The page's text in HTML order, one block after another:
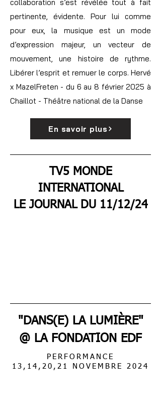
collaboration s’est révélée tout à fait
pertinente, évidente. Pour lui comme
pour eux, la musique est un mode
d’expression majeur, un vecteur de
mouvement, une histoire de rythme.
Libérer l’esprit et remuer le corps. Hervé
x MazelFreten - du 6 au 8 février 2025 à
Chaillot - Théâtre national de la Danse
En savoir plus
TV5 MONDE
INTERNATIONAL
LE JOURNAL DU 11/12/24
"DANS(E) LA LUMIÈRE"
@ LA FONDATION EDF
PERFORMANCE
13,14,20,21 NOVEMBRE 2024